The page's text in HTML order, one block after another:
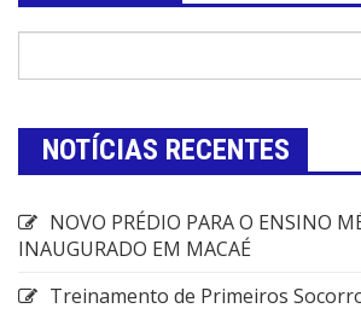
NOTÍCIAS RECENTES
NOVO PRÉDIO PARA O ENSINO
INAUGURADO EM MACAÉ
Treinamento de Primeiros